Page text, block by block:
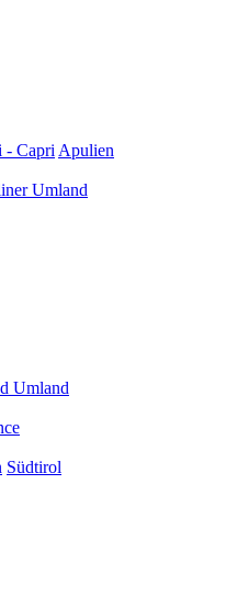
- Capri Apulien
Umland
Umland
Südtirol